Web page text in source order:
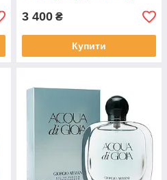
3 400 ₴
Купити